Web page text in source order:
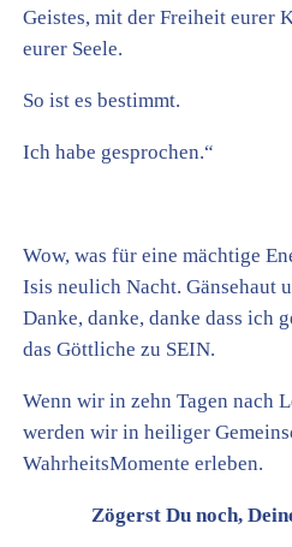
Geistes, mit der Freiheit eurer
eurer Seele.
So ist es bestimmt.
Ich habe gesprochen.“
Wow, was für eine mächtige
Isis neulich Nacht. Gänsehaut
Danke, danke, danke dass ich
das Göttliche zu SEIN.
Wenn wir in zehn Tagen nach
werden wir in heiliger
WahrheitsMomente erleben.
Zögerst Du noch,